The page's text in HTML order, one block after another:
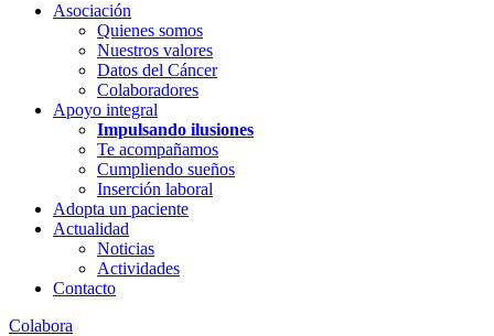
Asociación
Quienes somos
Nuestros valores
Datos del Cáncer
Colaboradores
Apoyo integral
Impulsando ilusiones
Te acompañamos
Cumpliendo sueños
Inserción laboral
Adopta un paciente
Actualidad
Noticias
Actividades
Contacto
Colabora